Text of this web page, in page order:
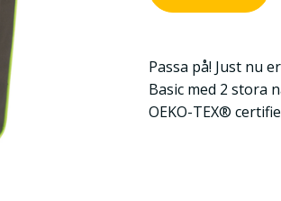
Passa på! Just nu
Basic med 2 stora
OEKO-TEX®